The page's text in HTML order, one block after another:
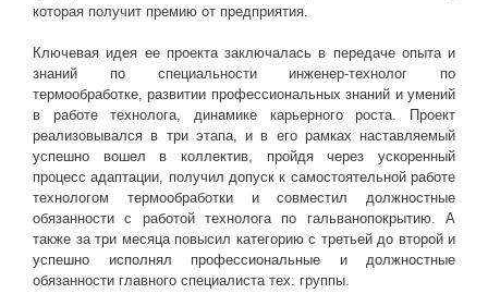
которая получит премию от предприятия.
Ключевая идея ее проекта заключалась в передаче опыта и
знаний по специальности инженер-технолог по
термообработке, развитии профессиональных знаний и умений
в работе технолога, динамике карьерного роста. Проект
реализовывался в три этапа, и в его рамках наставляемый
успешно вошел в коллектив, пройдя через ускоренный
процесс адаптации, получил допуск к самостоятельной работе
технологом термообработки и совместил должностные
обязанности с работой технолога по гальванопокрытию. А
также за три месяца повысил категорию с третьей до второй и
успешно исполнял профессиональные и должностные
обязанности главного специалиста тех. группы.